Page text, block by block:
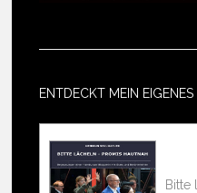
ENTDECKT MEIN
Bitte